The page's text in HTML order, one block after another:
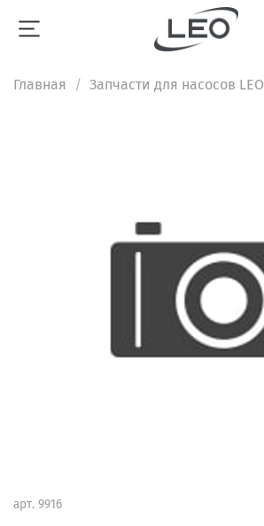
Главная Запчасти для насосов LEO
арт. 9916